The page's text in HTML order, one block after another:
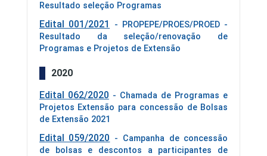
Resultado seleção Programas
Edital 001/2021
- PROPEPE/PROES/PROED -
Resultado da seleção/renovação de
Programas e Projetos de Extensão
2020
Edital 062/2020 - Chamada de Programas e
Projetos Extensão para concessão de Bolsas
de Extensão 2021
Edital 059/2020 - Campanha de concessão
de bolsas e descontos a participantes de